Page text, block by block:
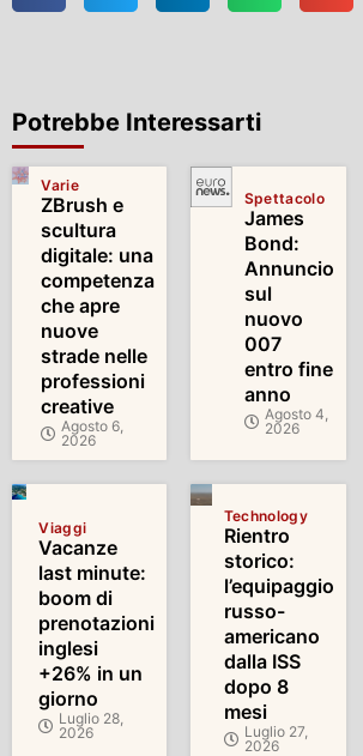
Potrebbe Interessarti
Varie
ZBrush e
scultura
digitale: una
competenza
che apre
nuove
strade nelle
professioni
creative
Agosto 6,
2026
Spettacolo
James
Bond:
Annuncio
sul
nuovo
007
entro fine
anno
Agosto 4,
2026
Viaggi
Vacanze
last minute:
boom di
prenotazioni
inglesi
+26% in un
giorno
Luglio 28,
2026
Technology
Rientro
storico:
l’equipaggio
russo-
americano
dalla ISS
dopo 8
mesi
Luglio 27,
2026